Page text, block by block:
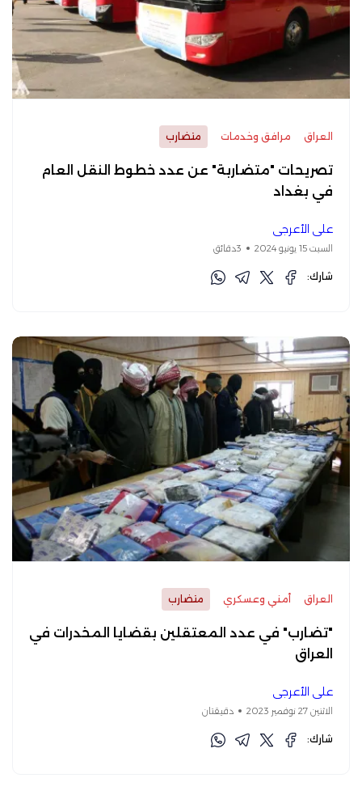
العراق مرافق وخدمات متضارب
تصريحات "متضاربة" عن عدد خطوط النقل العام
في بغداد
علي الأعرجي
السبت 15 يونيو 2024 3دقائق
شارك:
العراق أمني وعسكري متضارب
"تضارب" في عدد المعتقلين بقضايا المخدرات في
العراق
علي الأعرجي
الاثنين 27 نوفمبر 2023 دقيقتان
شارك: